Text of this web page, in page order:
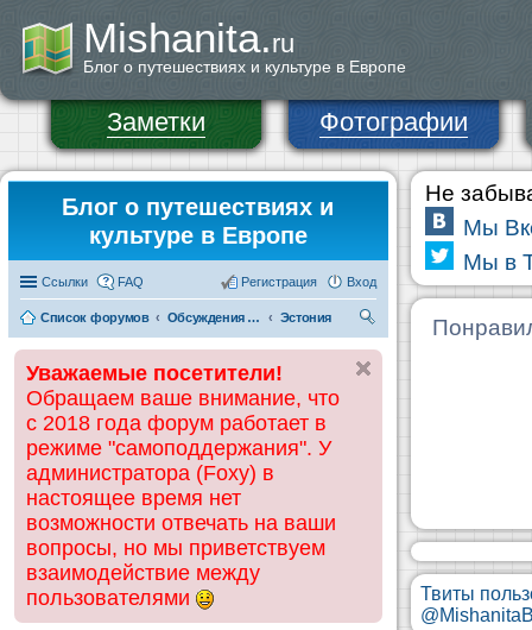
Mishanita.ru
Блог о путешествиях и культуре в Европе
Заметки Фотографии
Блог о путешествиях и
культуре в Европе
Ссылки FAQ Вход
Регистрация
Список форумов Обсуждения и информация по странам Эстония
ск
Уважаемые посетители!
Обращаем ваше внимание, что
с 2018 года форум работает в
режиме "самоподдержания". У
администратора (Foxy) в
настоящее время нет
возможности отвечать на ваши
вопросы, но мы приветствуем
взаимодействие между
пользователями
Не
Мы
Мы в
Твиты